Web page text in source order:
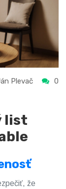
Plevač 0
list
že